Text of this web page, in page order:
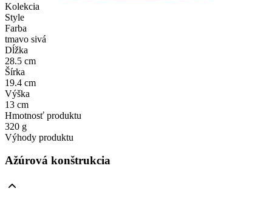
Kolekcia
Style
Farba
tmavo sivá
Dĺžka
28.5 cm
Šírka
19.4 cm
Výška
13 cm
Hmotnosť produktu
320 g
Výhody produktu
Ažúrová konštrukcia